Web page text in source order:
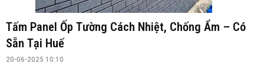
20-06-2025 10:10
Chuyên cung cấp tấm Panel ốp tường tại Đà Nẵng – vật liệu cách
nhiệt, chống ẩm, thẩm mỹ cao. Đa dạng mẫu mã: giả gỗ, vân đá, ánh
kim. Thi công nhanh, bền đẹp, giá tốt tận kho. Hotline: 0947668448
Wedsite: vatlieuhoanthien.com